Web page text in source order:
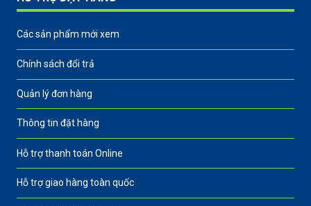
Các sản phẩm mới xem
Chính sách đổi trả
Quản lý đơn hàng
Thông tin đặt hàng
Hỗ trợ thanh toán Online
Hỗ trợ giao hàng toàn quốc